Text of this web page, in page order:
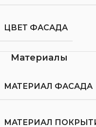
ЦВЕТ ФАСАДА
Материалы
МАТЕРИАЛ ФАСАДА
МАТЕРИАЛ